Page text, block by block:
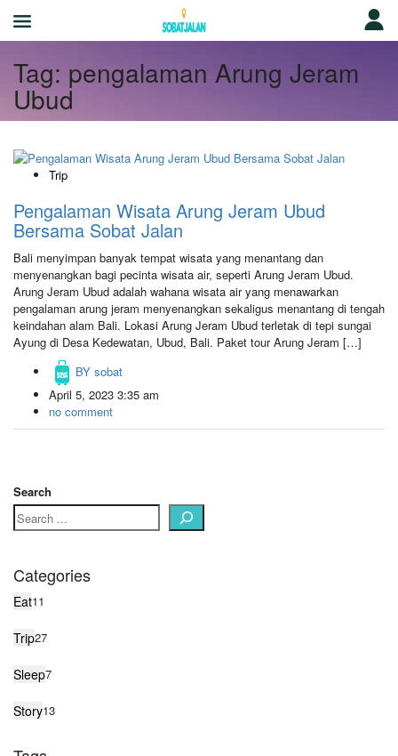
Tag: pengalaman Arung Jeram
Ubud
Trip
Pengalaman Wisata Arung Jeram Ubud
Bersama Sobat Jalan
Bali menyimpan banyak tempat wisata yang menantang dan
menyenangkan bagi pecinta wisata air, seperti Arung Jeram Ubud.
Arung Jeram Ubud adalah wahana wisata air yang menawarkan
pengalaman arung jeram menyenangkan sekaligus menantang di tengah
keindahan alam Bali. Lokasi Arung Jeram Ubud terletak di tepi sungai
Ayung di Desa Kedewatan, Ubud, Bali. Paket tour Arung Jeram […]
BY sobat
April 5, 2023 3:35 am
no comment
Search
Categories
Eat11
Trip27
Sleep7
Story13